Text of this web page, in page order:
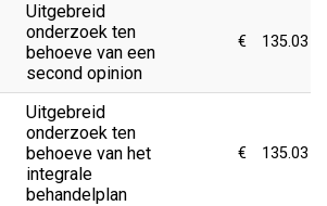
Uitgebreid
onderzoek ten
behoeve van een
second opinion
€ 135.03
Uitgebreid
onderzoek ten
behoeve van het
integrale
behandelplan
€ 135.03